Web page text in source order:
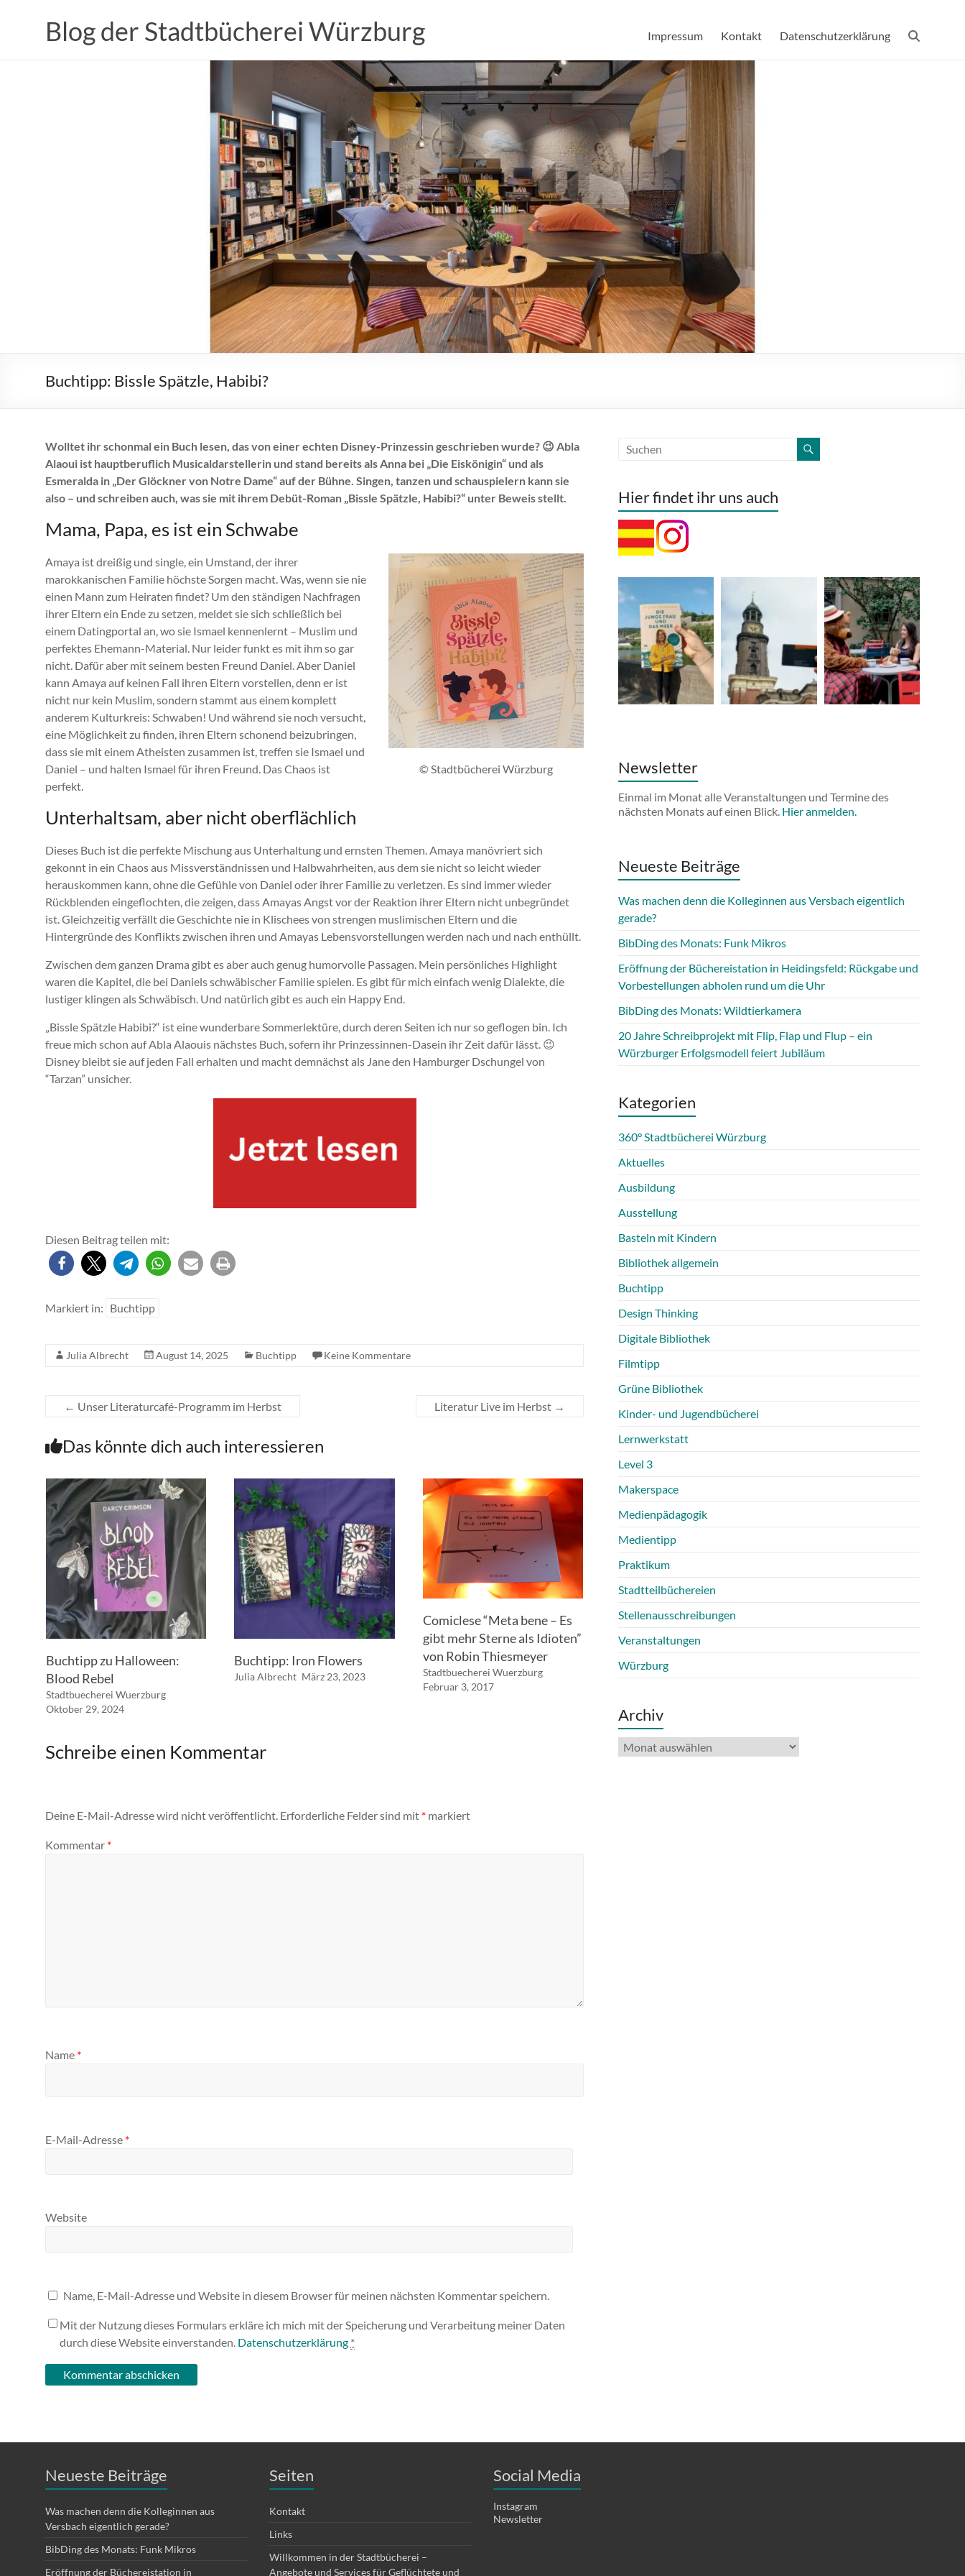
Blog der Stadtbücherei Würzburg Impressum Kontakt Datenschutzerklärung
Buchtipp: Bissle Spätzle, Habibi?
Wolltet ihr schonmal ein Buch lesen, das von einer echten Disney-Prinzessin geschrieben wurde? 😉 Abla
Alaoui ist hauptberuflich Musicaldarstellerin und stand bereits als Anna bei „Die Eiskönigin“ und als
Esmeralda in „Der Glöckner von Notre Dame“ auf der Bühne. Singen, tanzen und schauspielern kann sie
also – und schreiben auch, was sie mit ihrem Debüt-Roman „Bissle Spätzle, Habibi?“ unter Beweis stellt.
Mama, Papa, es ist ein Schwabe
© Stadtbücherei Würzburg
Amaya ist dreißig und single, ein Umstand, der ihrer
marokkanischen Familie höchste Sorgen macht. Was, wenn sie nie
einen Mann zum Heiraten findet? Um den ständigen Nachfragen
ihrer Eltern ein Ende zu setzen, meldet sie sich schließlich bei
einem Datingportal an, wo sie Ismael kennenlernt – Muslim und
perfektes Ehemann-Material. Nur leider funkt es mit ihm so gar
nicht. Dafür aber mit seinem besten Freund Daniel. Aber Daniel
kann Amaya auf keinen Fall ihren Eltern vorstellen, denn er ist
nicht nur kein Muslim, sondern stammt aus einem komplett
anderem Kulturkreis: Schwaben! Und während sie noch versucht,
eine Möglichkeit zu finden, ihren Eltern schonend beizubringen,
dass sie mit einem Atheisten zusammen ist, treffen sie Ismael und
Daniel – und halten Ismael für ihren Freund. Das Chaos ist
perfekt.
Unterhaltsam, aber nicht oberflächlich
Dieses Buch ist die perfekte Mischung aus Unterhaltung und ernsten Themen. Amaya manövriert sich
gekonnt in ein Chaos aus Missverständnissen und Halbwahrheiten, aus dem sie nicht so leicht wieder
herauskommen kann, ohne die Gefühle von Daniel oder ihrer Familie zu verletzen. Es sind immer wieder
Rückblenden eingeflochten, die zeigen, dass Amayas Angst vor der Reaktion ihrer Eltern nicht unbegründet
ist. Gleichzeitig verfällt die Geschichte nie in Klischees von strengen muslimischen Eltern und die
Hintergründe des Konflikts zwischen ihren und Amayas Lebensvorstellungen werden nach und nach enthüllt.
Zwischen dem ganzen Drama gibt es aber auch genug humorvolle Passagen. Mein persönliches Highlight
waren die Kapitel, die bei Daniels schwäbischer Familie spielen. Es gibt für mich einfach wenig Dialekte, die
lustiger klingen als Schwäbisch. Und natürlich gibt es auch ein Happy End.
„Bissle Spätzle Habibi?“ ist eine wunderbare Sommerlektüre, durch deren Seiten ich nur so geflogen bin. Ich
freue mich schon auf Abla Alaouis nächstes Buch, sofern ihr Prinzessinnen-Dasein ihr Zeit dafür lässt. 😉
Disney bleibt sie auf jeden Fall erhalten und macht demnächst als Jane den Hamburger Dschungel von
“Tarzan” unsicher.
Diesen Beitrag teilen mit:
Markiert in: Buchtipp
Julia Albrecht August 14, 2025 Buchtipp Keine Kommentare
← Unser Literaturcafé-Programm im Herbst Literatur Live im Herbst →
Das könnte dich auch interessieren
Buchtipp zu Halloween:
Blood Rebel
Stadtbuecherei Wuerzburg
Oktober 29, 2024
Buchtipp: Iron Flowers
Julia Albrecht März 23, 2023
Comiclese “Meta bene – Es
gibt mehr Sterne als Idioten”
von Robin Thiesmeyer
Stadtbuecherei Wuerzburg
Februar 3, 2017
Schreibe einen Kommentar
Deine E-Mail-Adresse wird nicht veröffentlicht. Erforderliche Felder sind mit * markiert
Kommentar *
Name *
E-Mail-Adresse *
Website
Name, E-Mail-Adresse und Website in diesem Browser für meinen nächsten Kommentar speichern.
Mit der Nutzung dieses Formulars erkläre ich mich mit der Speicherung und Verarbeitung meiner Daten
durch diese Website einverstanden. Datenschutzerklärung *
Hier findet ihr uns auch
Newsletter
Einmal im Monat alle Veranstaltungen und Termine des
nächsten Monats auf einen Blick. Hier anmelden.
Neueste Beiträge
Was machen denn die Kolleginnen aus Versbach eigentlich
gerade?
BibDing des Monats: Funk Mikros
Eröffnung der Büchereistation in Heidingsfeld: Rückgabe und
Vorbestellungen abholen rund um die Uhr
BibDing des Monats: Wildtierkamera
20 Jahre Schreibprojekt mit Flip, Flap und Flup – ein
Würzburger Erfolgsmodell feiert Jubiläum
Kategorien
360° Stadtbücherei Würzburg
Aktuelles
Ausbildung
Ausstellung
Basteln mit Kindern
Bibliothek allgemein
Buchtipp
Design Thinking
Digitale Bibliothek
Filmtipp
Grüne Bibliothek
Kinder- und Jugendbücherei
Lernwerkstatt
Level 3
Makerspace
Medienpädagogik
Medientipp
Praktikum
Stadtteilbüchereien
Stellenausschreibungen
Veranstaltungen
Würzburg
Archiv
Archiv
Neueste Beiträge
Was machen denn die Kolleginnen aus
Versbach eigentlich gerade?
BibDing des Monats: Funk Mikros
Eröffnung der Büchereistation in
Seiten
Kontakt
Links
Willkommen in der Stadtbücherei –
Angebote und Services für Geflüchtete und
Social Media
Instagram
Newsletter